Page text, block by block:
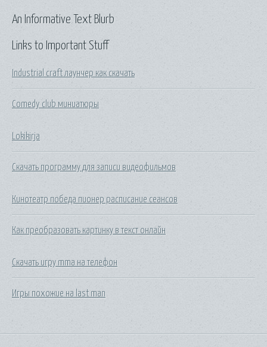
Links to Important Stuff
Industrial craft лаунчер как скачать
Comedy club миниатюры
Lokikirja
Скачать программу для записи видеофильмов
Кинотеатр победа пионер расписание сеансов
Как преобразовать картинку в текст онлайн
Скачать игру mma на телефон
Игры похожие на last man
An Informative Text Blurb